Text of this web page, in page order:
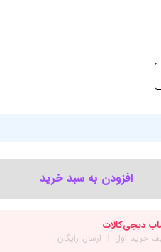
تغذیه (پاور)
افزودن به سبد خرید